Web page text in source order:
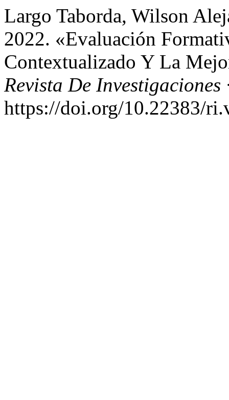
Largo Taborda, Wilson
2022. «Evaluación
Contextualizado Y La
Revista De Investigaciones
https://doi.org/10.22383/